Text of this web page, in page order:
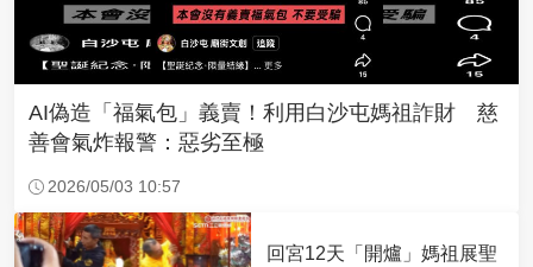
AI偽造「福氣包」義賣！利用白沙屯媽祖詐財 慈
善會氣炸報警：惡劣至極
2026/05/03 10:57
回宮12天「開爐」媽祖展聖